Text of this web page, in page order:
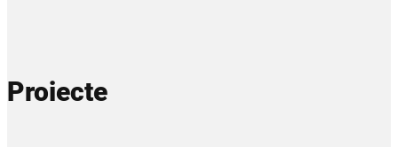
Proiecte